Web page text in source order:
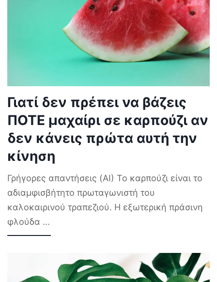
Γιατί δεν πρέπει να βάζεις
ΠΟΤΕ μαχαίρι σε καρπούζι αν
δεν κάνεις πρώτα αυτή την
κίνηση
Γρήγορες απαντήσεις (AI) Το καρπούζι είναι το
αδιαμφισβήτητο πρωταγωνιστή του
καλοκαιρινού τραπεζιού. Η εξωτερική πράσινη
φλούδα ...